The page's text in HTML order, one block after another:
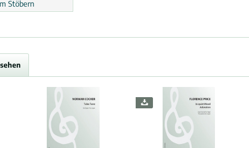
Stöbern